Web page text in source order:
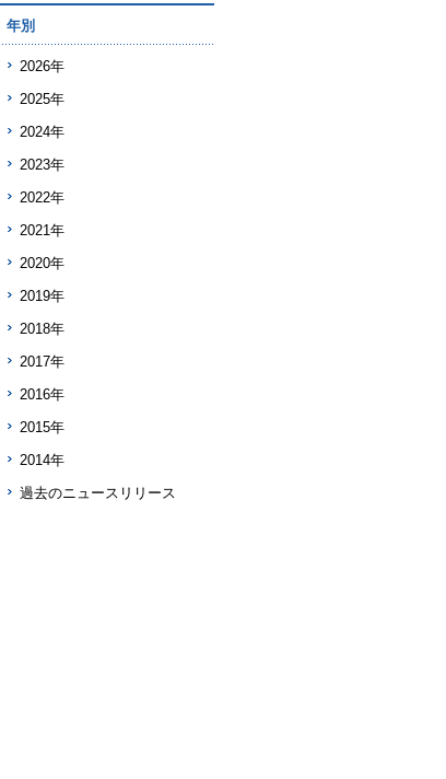
年別
2026年
2025年
2024年
2023年
2022年
2021年
2020年
2019年
2018年
2017年
2016年
2015年
2014年
過去のニュースリリース